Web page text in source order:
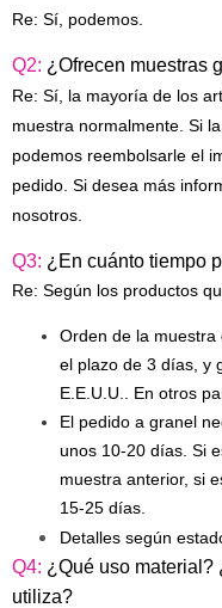
Re: Sí, podemos.
Q2: ¿Ofrecen muestras
Re: Sí, la mayoría de los
muestra normalmente. Si
podemos reembolsarle el
pedido. Si desea más
nosotros.
Q3: ¿En cuánto tiempo
Re: Según los productos
Orden de la muestra
el plazo de 3 días, y
E.E.U.U.. En otros
El pedido a granel
unos 10-20 días. Si
muestra anterior, si
15-25 días.
Detalles según
Q4: ¿Qué uso material?
utiliza?